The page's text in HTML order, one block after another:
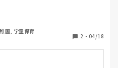
です。
園, 学童保育
2 ・ 04/18